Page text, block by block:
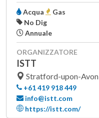
Acqua
Gas
No Dig
Annuale
ORGANIZZATORE
ISTT
Stratford-upon-Avon
+61 419 918 449
info@istt.com
https://istt.com/